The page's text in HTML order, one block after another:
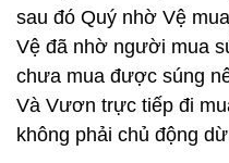
sau đó Quý nhờ Vệ
Vệ đã nhờ người mua
chưa mua được súng
Và Vươn trực tiếp đi
không phải chủ động